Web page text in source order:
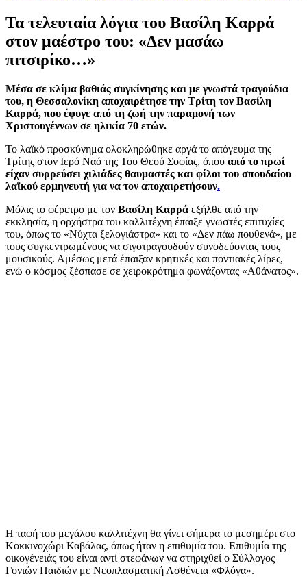
Τα τελευταία λόγια του Βασίλη Καρρά
στον μαέστρο του: «Δεν μασάω
πιτσιρίκο…»
Μέσα σε κλίμα βαθιάς συγκίνησης και με γνωστά τραγούδια
του, η Θεσσαλονίκη αποχαιρέτησε την Τρίτη τον Βασίλη
Καρρά, που έφυγε από τη ζωή την παραμονή των
Χριστουγέννων σε ηλικία 70 ετών.
Το λαϊκό προσκύνημα ολοκληρώθηκε αργά το απόγευμα της
Τρίτης στον Ιερό Ναό της Του Θεού Σοφίας, όπου από το πρωί
είχαν συρρεύσει χιλιάδες θαυμαστές και φίλοι του σπουδαίου
λαϊκού ερμηνευτή για να τον αποχαιρετήσουν.
Μόλις το φέρετρο με τον Βασίλη Καρρά εξήλθε από την
εκκλησία, η ορχήστρα του καλλιτέχνη έπαιξε γνωστές επιτυχίες
του, όπως το «Νύχτα ξελογιάστρα» και το «Δεν πάω πουθενά», με
τους συγκεντρωμένους να σιγοτραγουδούν συνοδεύοντας τους
μουσικούς. Αμέσως μετά έπαιξαν κρητικές και ποντιακές λίρες,
ενώ ο κόσμος ξέσπασε σε χειροκρότημα φωνάζοντας «Αθάνατος».
Η ταφή του μεγάλου καλλιτέχνη θα γίνει σήμερα το μεσημέρι στο
Κοκκινοχώρι Καβάλας, όπως ήταν η επιθυμία του. Επιθυμία της
οικογένειάς του είναι αντί στεφάνων να στηριχθεί ο Σύλλογος
Γονιών Παιδιών με Νεοπλασματική Ασθένεια «Φλόγα».